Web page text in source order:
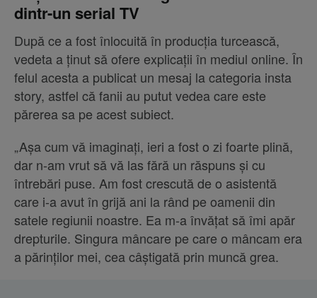
dintr-un serial TV
După ce a fost înlocuită în producția turcească,
vedeta a ținut să ofere explicații în mediul online. În
felul acesta a publicat un mesaj la categoria insta
story, astfel că fanii au putut vedea care este
părerea sa pe acest subiect.
„Așa cum vă imaginați, ieri a fost o zi foarte plină,
dar n-am vrut să vă las fără un răspuns și cu
întrebări puse. Am fost crescută de o asistentă
care i-a avut în grijă ani la rând pe oamenii din
satele regiunii noastre. Ea m-a învățat să îmi apăr
drepturile. Singura mâncare pe care o mâncam era
a părinților mei, cea câștigată prin muncă grea.